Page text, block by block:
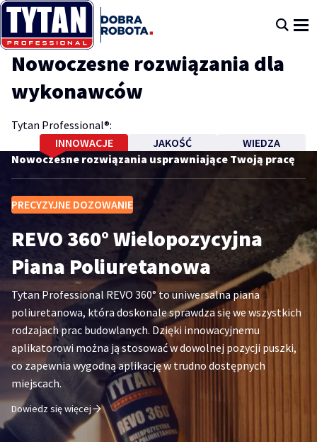
Nowoczesne rozwiązania dla
wykonawców
Tytan Professional®:
INNOWACJE
JAKOŚĆ
WIEDZA
Nowoczesne rozwiązania usprawniające Twoją pracę
PRECYZYJNE DOZOWANIE
REVO 360° Wielopozycyjna
Piana Poliuretanowa
Tytan Professional REVO 360° to uniwersalna piana
poliuretanowa, która doskonale sprawdza się we wszystkich
rodzajach prac budowlanych. Dzięki innowacyjnemu
aplikatorowi można ją stosować w dowolnej pozycji puszki,
co zapewnia wygodną aplikację w trudno dostępnych
miejscach.
Dowiedz się więcej
Niezawodność, najwyższa jakość i wydajność
produktów
Top produkty TYTAN
65 Piana Pistoletowa Zimowa
Niskoprężna
Zobacz produkt Zobacz
Wsparcie techniczne i doradztwo w zakresie
wykonywania prac
Najbliższe szkolenia TYTAN
Academy
10
sie
Izolacja dachu płaskiego w systemach bez
mocowania mechanicznego
24
sie
Szczelny balkon i taras – nowoczesne, płynne
rozwiązania hybrydowe
07 Renowacja dachu płaskiego – nowoczesne
płynne rozwiązania hybrydowe